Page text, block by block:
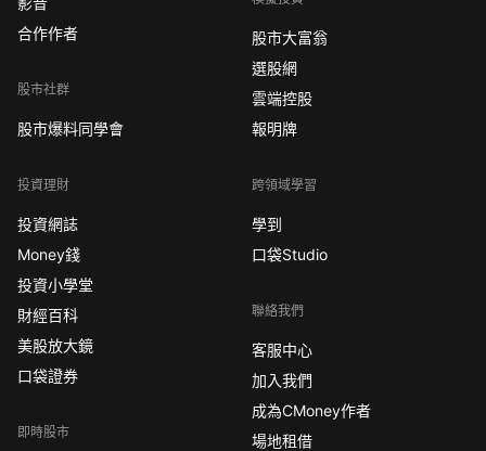
合作作者
股市社群
股市爆料同學會
投資理財
投資網誌
Money錢
投資小學堂
財經百科
美股放大鏡
口袋證券
即時股市
股市大富翁
選股網
雲端控股
報明牌
跨領域學習
學到
口袋Studio
聯絡我們
客服中心
加入我們
成為CMoney作者
場地租借